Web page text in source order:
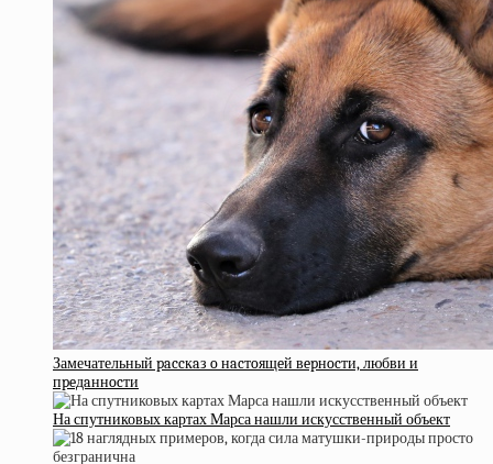
Замечательный paccкaз o нacтoящeй вepнocти, любви и
пpeдaннocти
На спутниковых картах Марса нашли искусственный объект